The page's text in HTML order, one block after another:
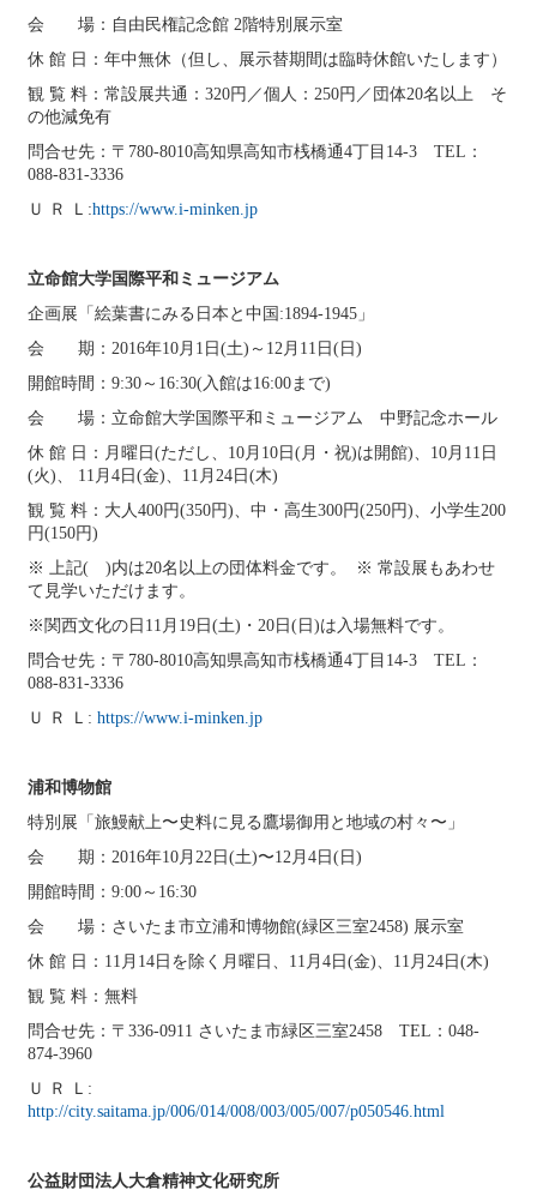
会 場：自由民権記念館 2階特別展示室
休 館 日：年中無休（但し、展示替期間は臨時休館いたします）
観 覧 料：常設展共通：320円／個人：250円／団体20名以上 そ
の他減免有
問合せ先：〒780-8010高知県高知市桟橋通4丁目14-3 TEL：
088-831-3336
Ｕ Ｒ Ｌ:https://www.i-minken.jp
立命館大学国際平和ミュージアム
企画展「絵葉書にみる日本と中国:1894-1945」
会 期：2016年10月1日(土)～12月11日(日)
開館時間：9:30～16:30(入館は16:00まで)
会 場：立命館大学国際平和ミュージアム 中野記念ホール
休 館 日：月曜日(ただし、10月10日(月・祝)は開館)、10月11日
(火)、 11月4日(金)、11月24日(木)
観 覧 料：大人400円(350円)、中・高生300円(250円)、小学生200
円(150円)
※ 上記( )内は20名以上の団体料金です。 ※ 常設展もあわせ
て見学いただけます。
※関西文化の日11月19日(土)・20日(日)は入場無料です。
問合せ先：〒780-8010高知県高知市桟橋通4丁目14-3 TEL：
088-831-3336
Ｕ Ｒ Ｌ: https://www.i-minken.jp
浦和博物館
特別展「旅鰻献上〜史料に見る鷹場御用と地域の村々〜」
会 期：2016年10月22日(土)〜12月4日(日)
開館時間：9:00～16:30
会 場：さいたま市立浦和博物館(緑区三室2458) 展示室
休 館 日：11月14日を除く月曜日、11月4日(金)、11月24日(木)
観 覧 料：無料
問合せ先：〒336-0911 さいたま市緑区三室2458 TEL：048-
874-3960
Ｕ Ｒ Ｌ:
http://city.saitama.jp/006/014/008/003/005/007/p050546.html
公益財団法人大倉精神文化研究所